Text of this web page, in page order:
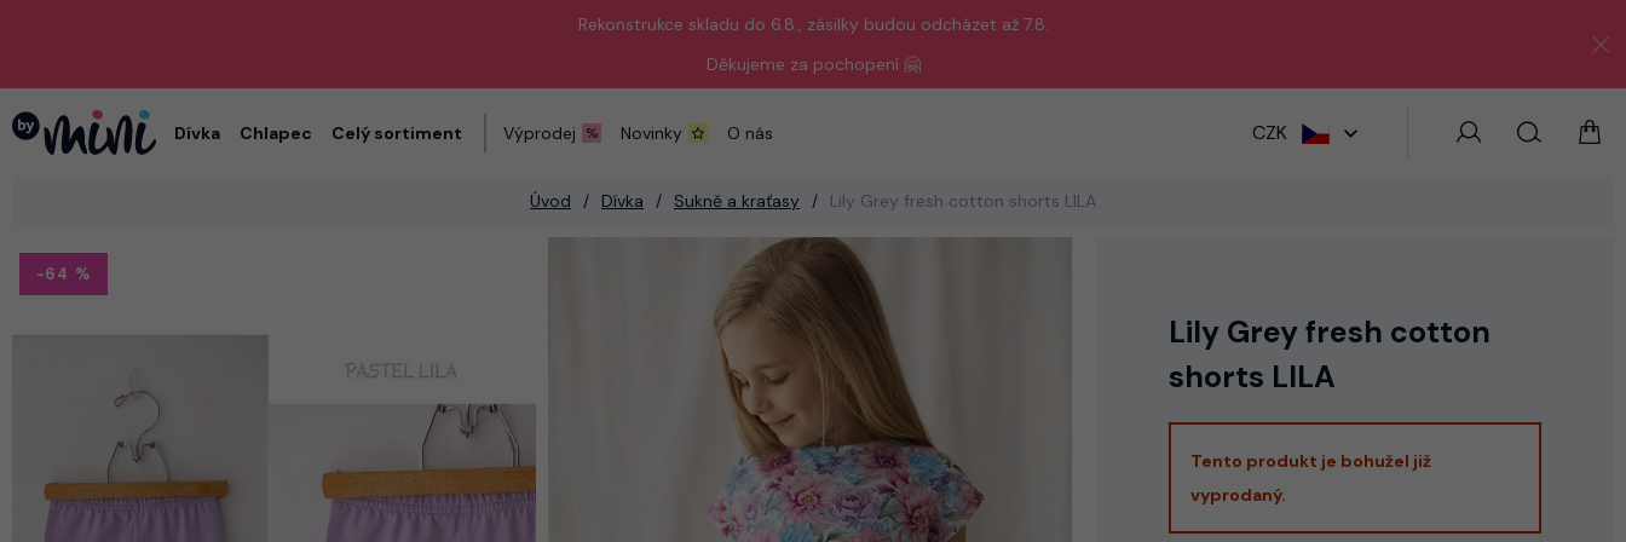
Rekonstrukce skladu do 6.8., zásilky budou odcházet až 7.8.
Děkujeme za pochopení 🤗
Dívka Chlapec Celý sortiment Výprodej Novinky O nás CZK
Úvod Dívka Sukně a kraťasy Lily Grey fresh cotton shorts LILA
-64
Lily Grey fresh cotton
shorts LILA
Tento produkt je bohužel již
vyprodaný.